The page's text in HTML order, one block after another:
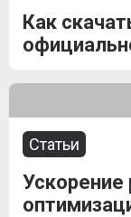
Как
Статьи
Ускорение